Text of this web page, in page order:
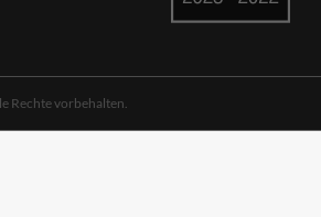
Rechte vorbehalten.